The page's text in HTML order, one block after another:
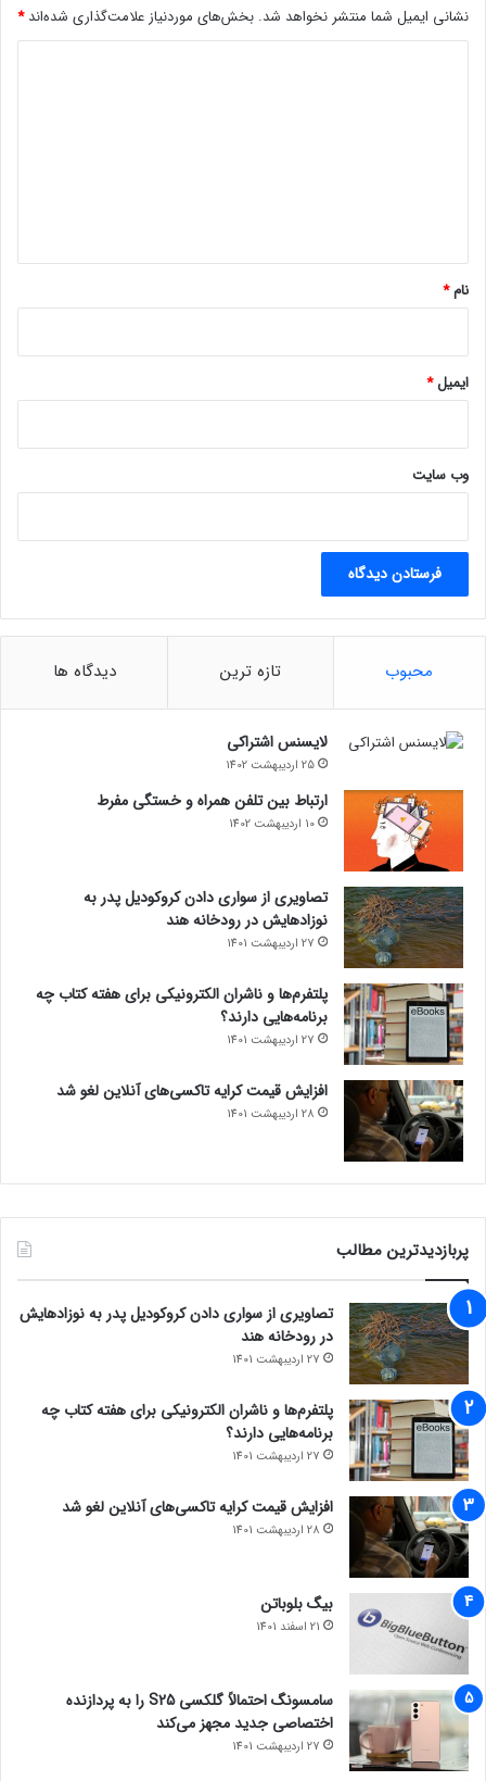
نشانی ایمیل شما منتشر نخواهد شد. بخش‌های موردنیاز علامت‌گذاری شده‌اند*
نام*
ایمیل*
وب‌ سایت
محبوب تازه ترین دیدگاه ها
لایسنس اشتراکی
25 اردیبهشت 1402
ارتباط بین تلفن همراه و خستگی مفرط
10 اردیبهشت 1402
تصاویری از سواری دادن کروکودیل پدر به
نوزادهایش در رودخانه هند
27 اردیبهشت 1401
پلتفرم‌ها و ناشران الکترونیکی برای هفته کتاب چه
برنامه‌هایی دارند؟
27 اردیبهشت 1401
افزایش قیمت کرایه تاکسی‌های آنلاین لغو شد
28 اردیبهشت 1401
پربازدیدترین مطالب
تصاویری از سواری دادن کروکودیل پدر به نوزادهایش
در رودخانه هند
27 اردیبهشت 1401
پلتفرم‌ها و ناشران الکترونیکی برای هفته کتاب چه
برنامه‌هایی دارند؟
27 اردیبهشت 1401
افزایش قیمت کرایه تاکسی‌های آنلاین لغو شد
28 اردیبهشت 1401
بیگ بلوباتن
21 اسفند 1401
سامسونگ احتمالاً گلکسی S25 را به پردازنده
اختصاصی جدید مجهز می‌کند
27 اردیبهشت 1401